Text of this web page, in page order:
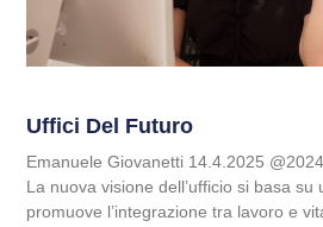
Uffici Del Futuro
Emanuele Giovanetti 14.4.2025
La nuova visione dell’ufficio si basa su
promuove l’integrazione tra lavoro e